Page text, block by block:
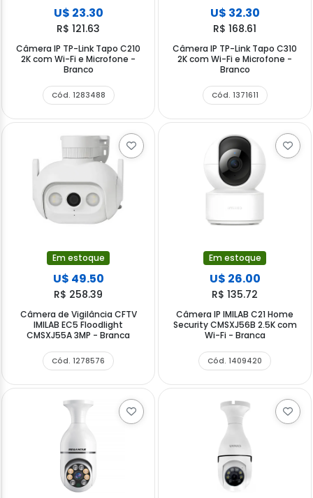
U$ 23.30
R$ 121.63
Câmera IP TP-Link Tapo C210
2K com Wi-Fi e Microfone -
Branco
Cód. 1283488
U$ 32.30
R$ 168.61
Câmera IP TP-Link Tapo C310
2K com Wi-Fi e Microfone -
Branco
Cód. 1371611
Em estoque
U$ 49.50
R$ 258.39
Câmera de Vigilância CFTV
IMILAB EC5 Floodlight
CMSXJ55A 3MP - Branca
Cód. 1278576
Em estoque
U$ 26.00
R$ 135.72
Câmera IP IMILAB C21 Home
Security CMSXJ56B 2.5K com
Wi-Fi - Branca
Cód. 1409420